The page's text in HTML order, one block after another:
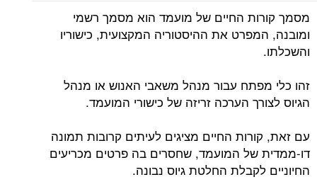
מסמך קורות החיים של מועמד הוא מסמך רשמי
ומובנה, המפרט את ההיסטוריה המקצועית, כישוריו
והשכלתו.
זהו כלי מפתח עבור מנהל משאבי האנוש או מנהל
הגיוס לצורך הערכה זריזה של כישורי המועמד.
עם זאת, קורות החיים מציגים לעיתים קרובות תמונה
דו-ממדית של המועמד, שחסרים בה פרטים מכריעים
החיוניים לקבלת החלטת גיוס נבונה.